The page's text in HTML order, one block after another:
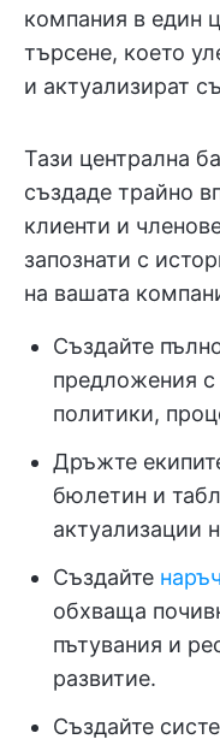
компания в един
търсене, което
и актуализират
Тази централна
създаде трайно
клиенти и
запознати с
на вашата
Създайте
предложения с
политики,
Дръжте
бюлетин и
актуализации
Създайте
обхваща
пътувания и
развитие.
Създайте